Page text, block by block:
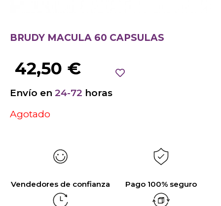
BRUDY MACULA 60 CAPSULAS
42,50 €
Envío en 24-72 horas
Agotado
Vendedores de confianza Pago 100% seguro